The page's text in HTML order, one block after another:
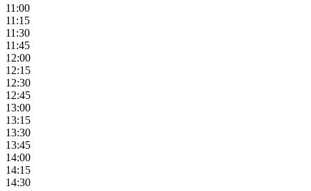
11:00
11:15
11:30
11:45
12:00
12:15
12:30
12:45
13:00
13:15
13:30
13:45
14:00
14:15
14:30